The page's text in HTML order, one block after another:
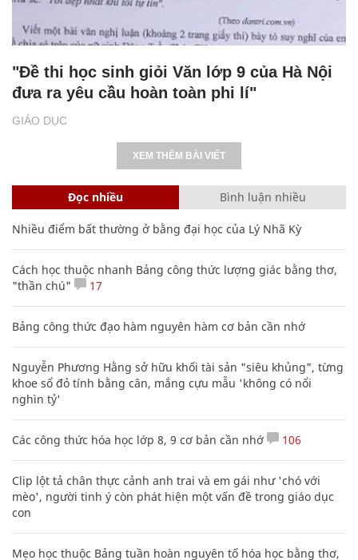
GIÁO DỤC
"Đề thi học sinh giỏi Văn lớp 9 của Hà Nội
đưa ra yêu cầu hoàn toàn phi lí"
XEM THÊM BÀI VIẾT
Đọc nhiều Bình luận nhiều
Nhiều điểm bất thường ở bằng đại học của Lý Nhã Kỳ
Cách học thuộc nhanh Bảng công thức lượng giác bằng thơ,
"thần chú"
17
Bảng công thức đạo hàm nguyên hàm cơ bản cần nhớ
Nguyễn Phương Hằng sở hữu khối tài sản "siêu khủng", từng
khoe sổ đỏ tính bằng cân, mắng cựu mẫu 'không có nổi
nghìn tỷ'
Các công thức hóa học lớp 8, 9 cơ bản cần nhớ 106
Clip lột tả chân thực cảnh anh trai và em gái như 'chó với
mèo', người tinh ý còn phát hiện một vấn đề trong giáo dục
con
Mẹo học thuộc Bảng tuần hoàn nguyên tố hóa học bằng thơ,